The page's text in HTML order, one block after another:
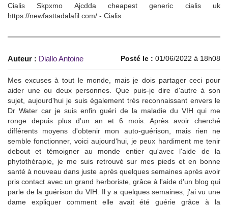
Cialis Skpxmo Ajcdda cheapest generic cialis uk
https://newfasttadalafil.com/ - Cialis
Auteur : Diallo Antoine Posté le : 01/06/2022 à 18h08
Mes excuses à tout le monde, mais je dois partager ceci pour
aider une ou deux personnes. Que puis-je dire d'autre à son
sujet, aujourd'hui je suis également très reconnaissant envers le
Dr Water car je suis enfin guéri de la maladie du VIH qui me
ronge depuis plus d'un an et 6 mois. Après avoir cherché
différents moyens d'obtenir mon auto-guérison, mais rien ne
semble fonctionner, voici aujourd'hui, je peux hardiment me tenir
debout et témoigner au monde entier qu'avec l'aide de la
phytothérapie, je me suis retrouvé sur mes pieds et en bonne
santé à nouveau dans juste après quelques semaines après avoir
pris contact avec un grand herboriste, grâce à l'aide d'un blog qui
parle de la guérison du VIH. Il y a quelques semaines, j'ai vu une
dame expliquer comment elle avait été guérie grâce à la